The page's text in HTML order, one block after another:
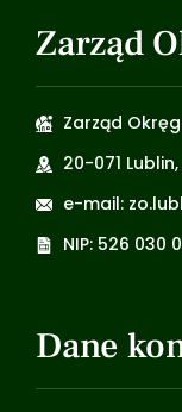
Zarząd
Zarząd
20-071
e-mail:
NIP: 526 030
Dane